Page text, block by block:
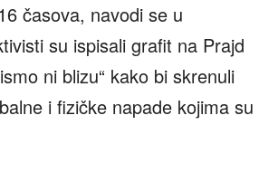
časova, navodi se u
su ispisali grafit na Prajd
ni blizu“ kako bi skrenuli
i fizičke napade kojima su